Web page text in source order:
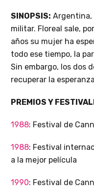
SINOPSIS: Argentina,
militar. Floreal sale,
años su mujer ha
todo ese tiempo, la
Sin embargo, los dos
recuperar la
PREMIOS Y
1988: Festival de
1988: Festival
a la mejor película
1990: Festival de